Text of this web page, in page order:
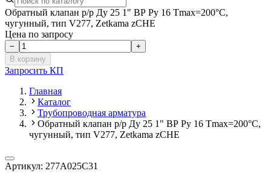
Обратный клапан р/р Ду 25 1" ВР Ру 16 Tmax=200°С,
чугунный, тип V277, Zetkama zCHE
Цена по запросу
−
+
В корзину
Запросить КП
Главная
Каталог
Трубопроводная арматура
Обратный клапан р/р Ду 25 1" ВР Ру 16 Tmax=200°С,
чугунный, тип V277, Zetkama zCHE
Артикул: 277A025C31